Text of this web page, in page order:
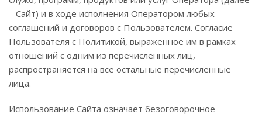
– Сайт) и в ходе исполнения Оператором любых
соглашений и договоров с Пользователем. Согласие
Пользователя с Политикой, выраженное им в рамках
отношений с одним из перечисленных лиц,
распространяется на все остальные перечисленные
лица.
Использование Сайта означает безоговорочное